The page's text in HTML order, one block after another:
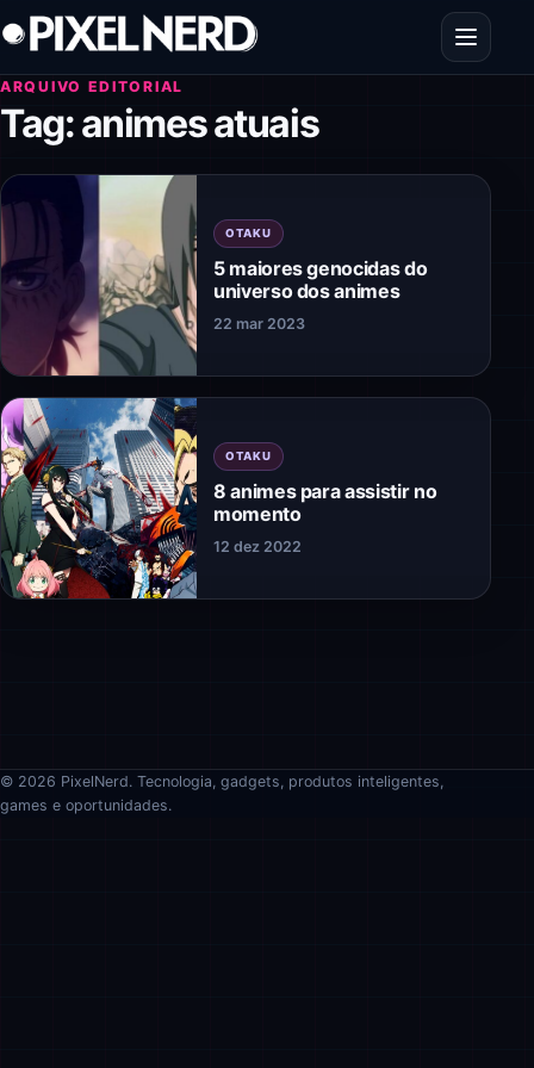
Pular para o conteúdo
Abrir
ARQUIVO EDITORIAL
Tag:animes atuais
OTAKU
5 maiores genocidas do
universo dos animes
22 mar 2023
OTAKU
8 animes para assistir no
momento
12 dez 2022
© 2026 PixelNerd. Tecnologia, gadgets, produtos inteligentes,
games e oportunidades.